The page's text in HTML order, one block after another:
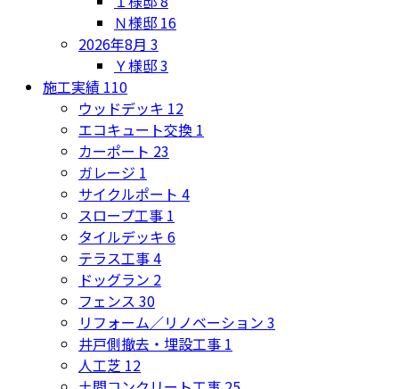
Ｎ様邸 16
2026年8月 3
Ｙ様邸3
施工実績 110
ウッドデッキ 12
エコキュート交換 1
カーポート 23
ガレージ 1
サイクルポート 4
スロープ工事 1
タイルデッキ 6
テラス工事4
ドッグラン 2
フェンス 30
リフォーム／リノベーション 3
井戸側撤去・埋設工事 1
人工芝 12